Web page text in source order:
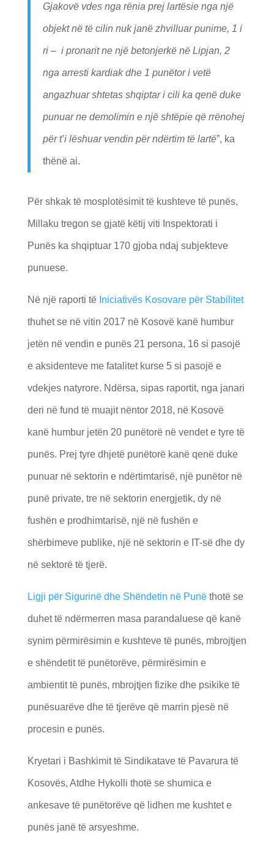
Gjakovë vdes nga rënia prej lartësie nga një
objekt në të cilin nuk janë zhvilluar punime, 1 i
ri – i pronarit ne një betonjerkë në Lipjan, 2
nga arresti kardiak dhe 1 punëtor i vetë
angazhuar shtetas shqiptar i cili ka qenë duke
punuar ne demolimin e një shtëpie që rrënohej
për t’i lëshuar vendin për ndërtim të lartë”, ka
thënë ai.
Për shkak të mosplotësimit të kushteve të punës,
Millaku tregon se gjatë këtij viti Inspektorati i
Punës ka shqiptuar 170 gjoba ndaj subjekteve
punuese.
Në një raporti të Iniciativës Kosovare për Stabilitet
thuhet se në vitin 2017 në Kosovë kanë humbur
jetën në vendin e punës 21 persona, 16 si pasojë
e aksidenteve me fatalitet kurse 5 si pasojë e
vdekjes natyrore. Ndërsa, sipas raportit, nga janari
deri në fund të muajit nëntor 2018, në Kosovë
kanë humbur jetën 20 punëtorë në vendet e tyre të
punës. Prej tyre dhjetë punëtorë kanë qenë duke
punuar në sektorin e ndërtimtarisë, një punëtor në
punë private, tre në sektorin energjetik, dy në
fushën e prodhimtarisë, një në fushën e
shërbimeve publike, një në sektorin e IT-së dhe dy
në sektorë të tjerë.
Ligji për Sigurinë dhe Shëndetin në Punëthotë se
duhet të ndërmerren masa parandaluese që kanë
synim përmirësimin e kushteve të punës, mbrojtjen
e shëndetit të punëtorëve, përmirësimin e
ambientit të punës, mbrojtjen fizike dhe psikike të
punësuarëve dhe të tjerëve që marrin pjesë në
procesin e punës.
Kryetari i Bashkimit të Sindikatave të Pavarura të
Kosovës, Atdhe Hykolli thotë se shumica e
ankesave të punëtorëve që lidhen me kushtet e
punës janë të arsyeshme.